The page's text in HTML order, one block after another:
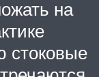
на
стоковые